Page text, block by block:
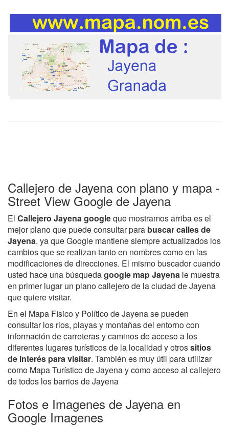
Callejero de Jayena con plano y mapa -
Street View Google de Jayena
El Callejero Jayena googleque mostramos arriba es el
mejor plano que puede consultar para buscar calles de
Jayena, ya que Google mantiene siempre actualizados los
cambios que se realizan tanto en nombres como en las
modificaciones de direcciones. El mismo buscador cuando
usted hace una búsquedagoogle map Jayena le muestra
en primer lugar un plano callejero de la ciudad de Jayena
que quiere visitar.
En el Mapa Físico y Político de Jayena se pueden
consultar los rios, playas y montañas del entorno con
información de carreteras y caminos de acceso a los
diferentes lugares turísticos de la localidad y otrossitios
de interés para visitar. También es muy útil para utilizar
como Mapa Turístico de Jayena y como acceso al callejero
de todos los barrios de Jayena
Fotos e Imagenes de Jayena en
Google Imagenes